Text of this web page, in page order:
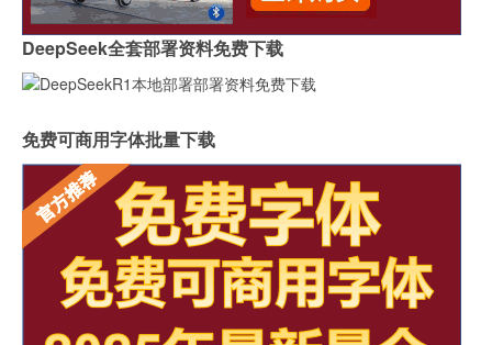
DeepSeek全套部署资料免费下载
免费可商用字体批量下载